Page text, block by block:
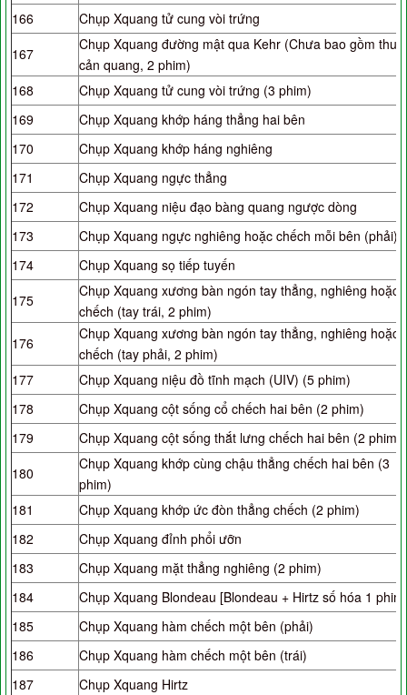
166
Chụp Xquang tử cung vòi trứng
167
Chụp Xquang đường mật qua Kehr (Chưa bao gồm
cản quang, 2 phim)
168
Chụp Xquang tử cung vòi trứng (3 phim)
169
Chụp Xquang khớp háng thẳng hai bên
170
Chụp Xquang khớp háng nghiêng
171
Chụp Xquang ngực thẳng
172
Chụp Xquang niệu đạo bàng quang ngược dòng
173
Chụp Xquang ngực nghiêng hoặc chếch mỗi bên (phải)
174
Chụp Xquang sọ tiếp tuyến
175
Chụp Xquang xương bàn ngón tay thẳng, nghiêng hoặc
chếch (tay trái, 2 phim)
176
Chụp Xquang xương bàn ngón tay thẳng, nghiêng hoặc
chếch (tay phải, 2 phim)
177
Chụp Xquang niệu đồ tĩnh mạch (UIV) (5 phim)
178
Chụp Xquang cột sống cổ chếch hai bên (2 phim)
179
Chụp Xquang cột sống thắt lưng chếch hai bên (2 phim)
180
Chụp Xquang khớp cùng chậu thẳng chếch hai bên (3
phim)
181
Chụp Xquang khớp ức đòn thẳng chếch (2 phim)
182
Chụp Xquang đỉnh phổi ưỡn
183
Chụp Xquang mặt thẳng nghiêng (2 phim)
184
Chụp Xquang Blondeau [Blondeau + Hirtz số hóa 1 phim]
185
Chụp Xquang hàm chếch một bên (phải)
186
Chụp Xquang hàm chếch một bên (trái)
187
Chụp Xquang Hirtz